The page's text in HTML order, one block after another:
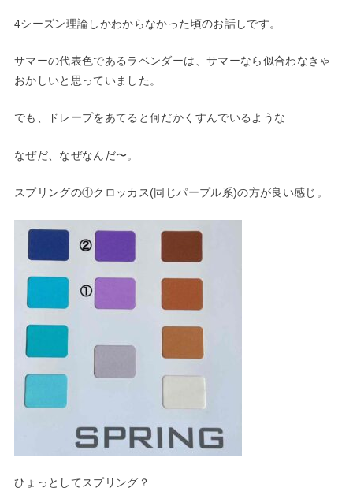
4シーズン理論しかわからなかった頃のお話しです。
サマーの代表色であるラベンダーは、サマーなら似合わなきゃ
おか しいと思っていました。
でも、ドレープをあてると何だかくすんでいるような…
なぜだ、なぜなんだ〜。
スプリングの①クロッカス(同じパープル系)の方が良い感じ。
ひょっとしてスプリング？